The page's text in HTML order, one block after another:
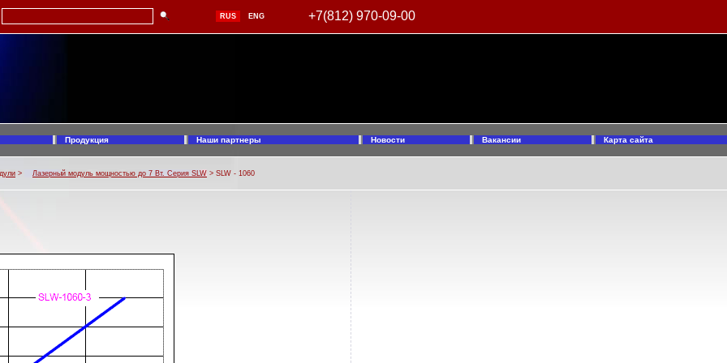
RUS ENG +7(812) 970-09-00
Продукция Наши партнеры Новости Вакансии Карта сайта
> Лазерный модуль мощностью до 7 Вт. Серия SLW > SLW - 1060